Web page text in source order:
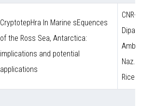
CryptotepHra In Marine sEquences
of the Ross Sea, Antarctica:
implications and potential
applications
CNR-
Amb.
Naz.